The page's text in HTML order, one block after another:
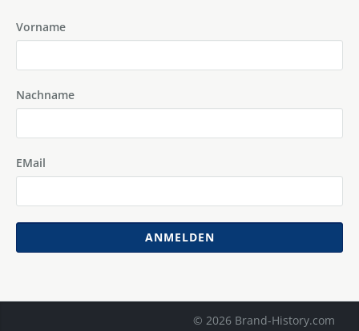
Vorname
Nachname
EMail
ANMELDEN
© 2026 Brand-History.com